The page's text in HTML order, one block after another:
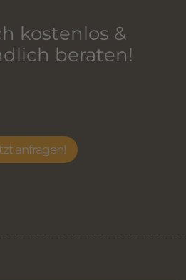
kostenlos &
beraten!
anfragen!